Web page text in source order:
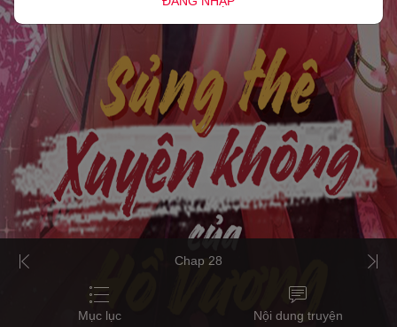
Chap 28
Mục lục Nội dung truyện